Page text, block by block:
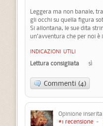
Leggera ma non banale,
gli occhi su quella figura
Si allontana, le sue dita
un’avventura che per noi
INDICAZIONI UTILI
Lettura consigliata sì
Commenti (4)
Opinione
#1 recensione -